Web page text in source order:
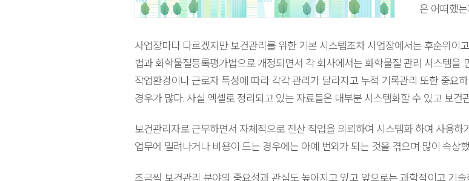
은 어떠했
사업장마다 다르겠지만 보건관리를 위한 기본 시스템조차 사업장에서는 후순위이
법과 화학물질등록평가법으로 개정되면서 각 회사에서는 화학물질 관리 시스템을
작업환경이나 근로자 특성에 따라 각각 관리가 달라지고 누적 기록관리 또한 중요
경우가 많다. 사실 엑셀로 정리되고 있는 자료들은 대부분 시스템화할 수 있고 보
보건관리자로 근무하면서 자체적으로 전산 작업을 의뢰하여 시스템화 하여 사용
업무에 밀려나거나 비용이 드는 경우에는 아예 번외가 되는 것을 겪으며 많이 속상
조금씩 보건관리 분야의 중요성과 관심도 높아지고 있고 앞으로는 과학적이고 기